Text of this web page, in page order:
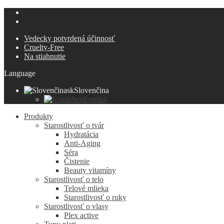
Vedecky potvrdená účinnosť
Cruelty-Free
Na stiahnutie
Language
skSlovenčina
enEnglish
Produkty
Starostlivosť o tvár
Hydratácia
Anti-Aging
Séra
Čistenie
Beauty vitamíny
Starostlivosť o telo
Telové mlieka
Starostlivosť o ruky
Starostlivosť o vlasy
Plex active